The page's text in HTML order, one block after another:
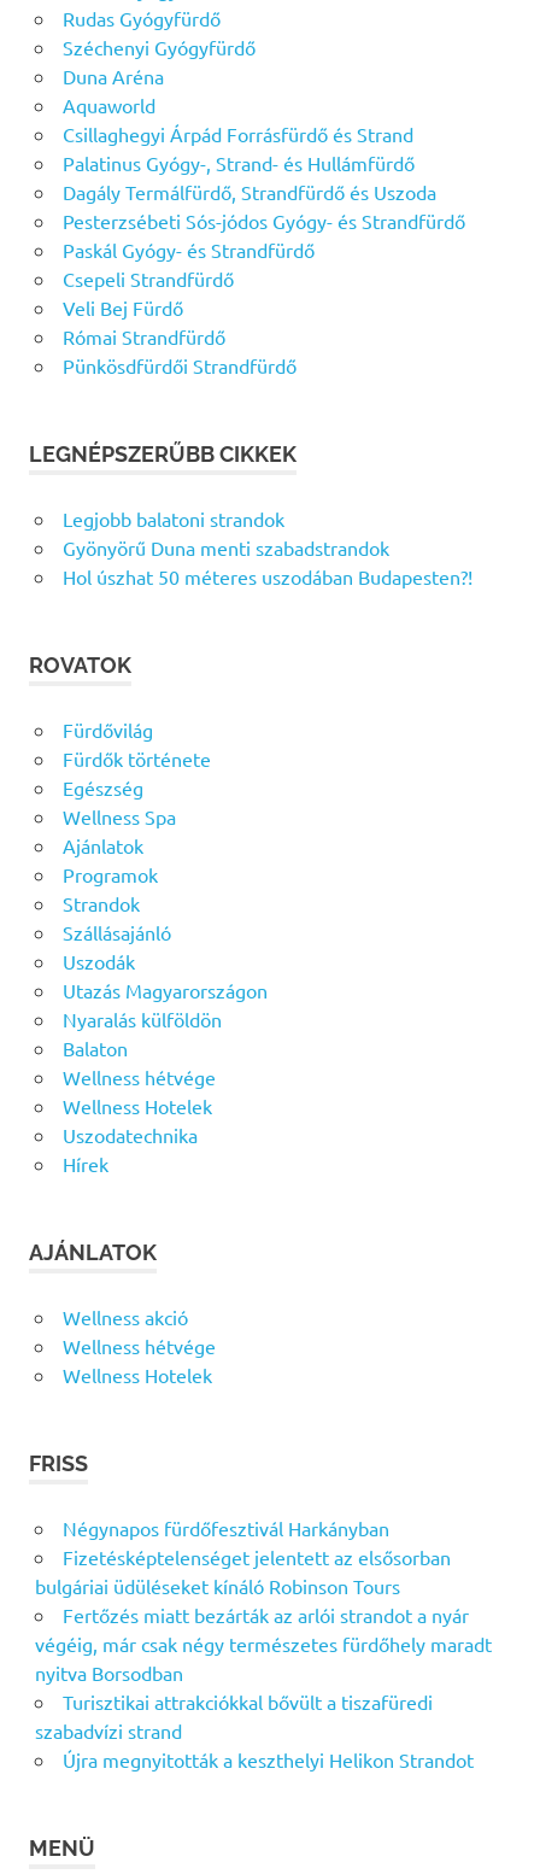
Rudas Gyógyfürdő
Széchenyi Gyógyfürdő
Duna Aréna
Aquaworld
Csillaghegyi Árpád Forrásfürdő és Strand
Palatinus Gyógy-, Strand- és Hullámfürdő
Dagály Termálfürdő, Strandfürdő és Uszoda
Pesterzsébeti Sós-jódos Gyógy- és Strandfürdő
Paskál Gyógy- és Strandfürdő
Csepeli Strandfürdő
Veli Bej Fürdő
Római Strandfürdő
Pünkösdfürdői Strandfürdő
LEGNÉPSZERŰBB CIKKEK
Legjobb balatoni strandok
Gyönyörű Duna menti szabadstrandok
Hol úszhat 50 méteres uszodában Budapesten?!
ROVATOK
Fürdővilág
Fürdők története
Egészség
Wellness Spa
Ajánlatok
Programok
Strandok
Szállásajánló
Uszodák
Utazás Magyarországon
Nyaralás külföldön
Balaton
Wellness hétvége
Wellness Hotelek
Uszodatechnika
Hírek
AJÁNLATOK
Wellness akció
Wellness hétvége
Wellness Hotelek
FRISS
Négynapos fürdőfesztivál Harkányban
Fizetésképtelenséget jelentett az elsősorban
bulgáriai üdüléseket kínáló Robinson Tours
Fertőzés miatt bezárták az arlói strandot a nyár
végéig, már csak négy természetes fürdőhely maradt
nyitva Borsodban
Turisztikai attrakciókkal bővült a tiszafüredi
szabadvízi strand
Újra megnyitották a keszthelyi Helikon Strandot
MENÜ